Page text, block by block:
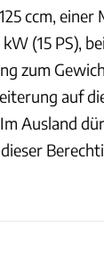
ccm,
(15 PS),
zum
auf
Ausland